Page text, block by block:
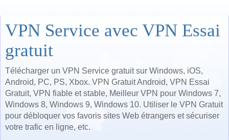
VPN Service avec VPN Essai
gratuit
Télécharger un VPN Service gratuit sur Windows, iOS,
Android, PC, PS, Xbox. VPN Gratuit Android, VPN Essai
Gratuit, VPN fiable et stable, Meilleur VPN pour Windows 7,
Windows 8, Windows 9, Windows 10. Utiliser le VPN Gratuit
pour débloquer vos favoris sites Web étrangers et sécuriser
votre trafic en ligne, etc.